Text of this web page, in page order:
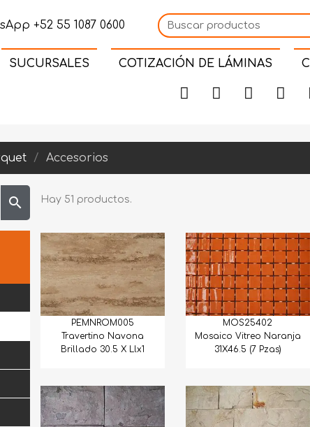
+52 55 1087 0600
SUCURSALES COTIZACIÓN DE LÁMINAS
Accesorios
search Hay 51 productos.
PEMNROM005
Travertino Navona
Brillado 30.5 X Llx1
MOS25402
Mosaico Vitreo Naranja
31X46.5 (7 Pzas)